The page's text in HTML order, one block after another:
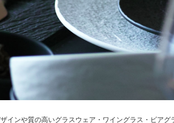
インや質の高いグラスウェア・ワイングラス・ビア